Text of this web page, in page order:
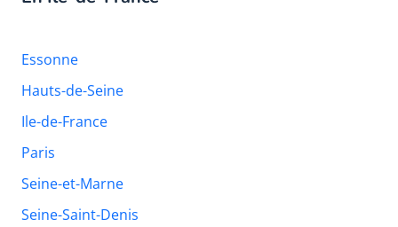
Essonne
Hauts-de-Seine
Ile-de-France
Paris
Seine-et-Marne
Seine-Saint-Denis